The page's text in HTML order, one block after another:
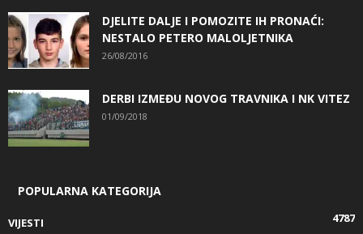
DJELITE DALJE I POMOZITE IH PRONAĆI:
NESTALO PETERO MALOLJETNIKA
26/08/2016
DERBI IZMEĐU NOVOG TRAVNIKA I NK VITEZ
01/09/2018
POPULARNA KATEGORIJA
VIJESTI
4787